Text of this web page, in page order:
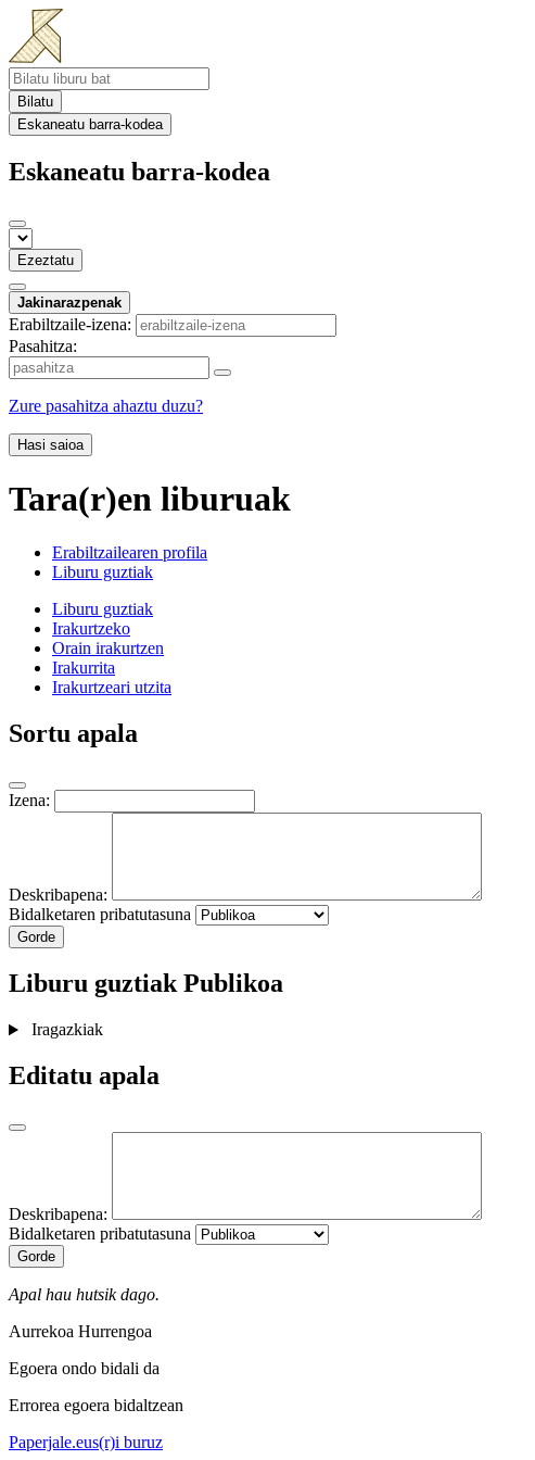
Bilatu
Eskaneatu barra-kodea
Eskaneatu barra-kodea
Ezeztatu
Jakinarazpenak
Erabiltzaile-izena:
Pasahitza:
Zure pasahitza ahaztu duzu?
Hasi saioa
Tara(r)en liburuak
Erabiltzailearen profila
Liburu guztiak
Liburu guztiak
Irakurtzeko
Orain irakurtzen
Irakurrita
Irakurtzeari utzita
Sortu apala
Izena:
Deskribapena:
Bidalketaren pribatutasuna
Gorde
Liburu guztiakPublikoa
Iragazkiak
Editatu apala
Deskribapena:
Bidalketaren pribatutasuna
Gorde
Apal hau hutsik dago.
Aurrekoa Hurrengoa
Egoera ondo bidali da
Errorea egoera bidaltzean
Paperjale.eus(r)i buruz